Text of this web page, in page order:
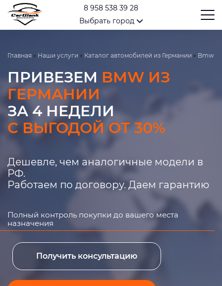
8 958 538 39 28
Выбрать город
Главная » Наши услуги » Каталог автомобилей из Германии » Bmw
ПРИВЕЗЕМ BMW ИЗ
ГЕРМАНИИ
ЗА 4 НЕДЕЛИ
С ВЫГОДОЙ ОТ 30%
Дешевле, чем аналогичные модели в
РФ.
Работаем по договору. Даем гарантию
Полный контроль покупки до вашего места
назначения
Получить консультацию